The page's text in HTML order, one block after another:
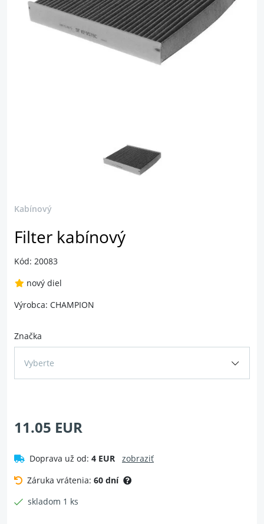
Kabínový
Filter kabínový
Kód: 20083
nový diel
Výrobca: CHAMPION
Značka
Vyberte
11.05 EUR
Doprava už od: 4 EUR
zobraziť
Záruka vrátenia: 60 dní
skladom 1 ks